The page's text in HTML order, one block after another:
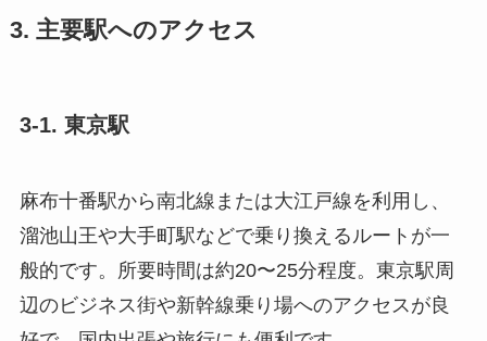
3. 主要駅へのアクセス
3-1. 東京駅
麻布十番駅から南北線または大江戸線を利用し、
溜池山王や大手町駅などで乗り換えるルートが一
般的です。所要時間は約20〜25分程度。東京駅周
辺のビジネス街や新幹線乗り場へのアクセスが良